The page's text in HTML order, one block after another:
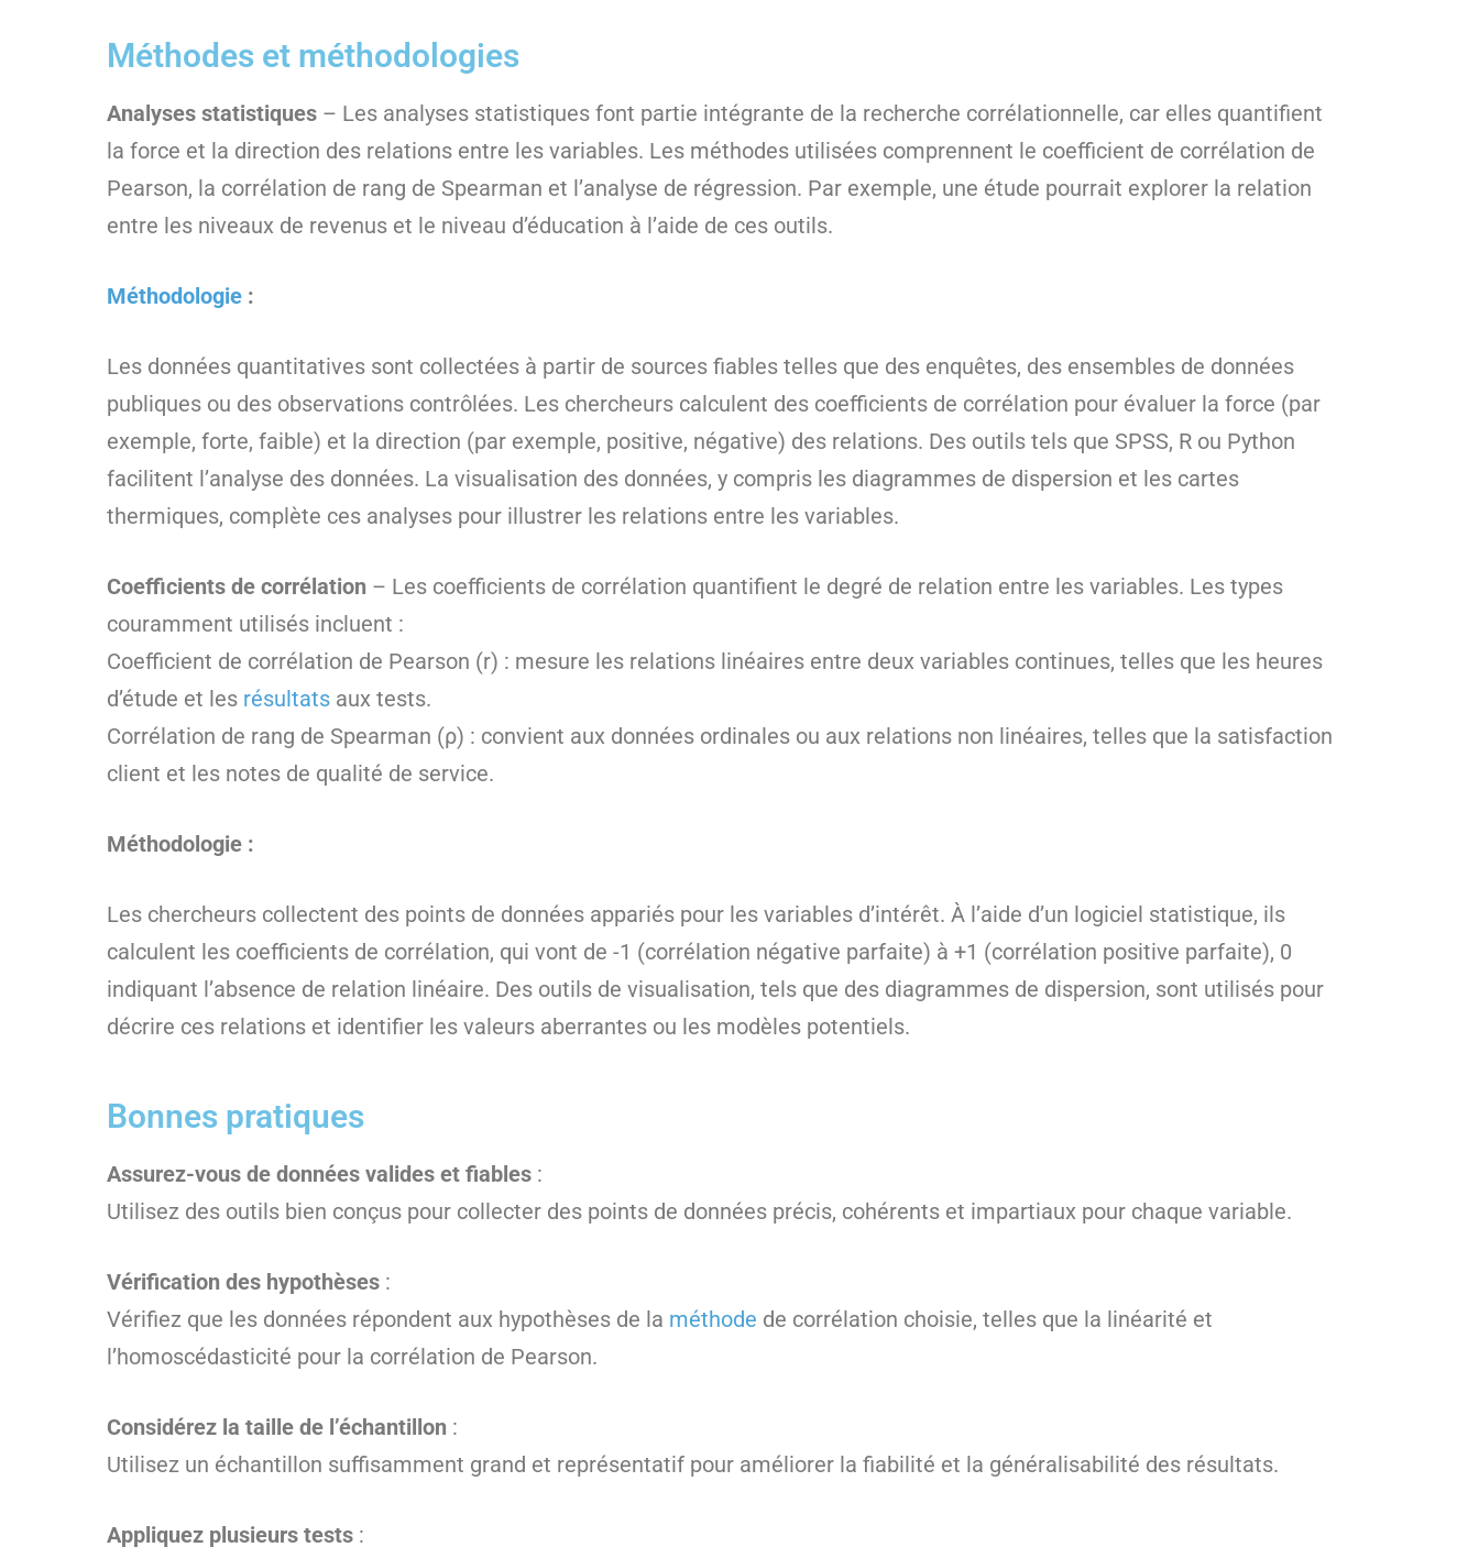
Méthodes et méthodologies
Analyses statistiques – Les analyses statistiques font partie intégrante de la recherche corrélationnelle, car elles quantifient
la force et la direction des relations entre les variables. Les méthodes utilisées comprennent le coefficient de corrélation de
Pearson, la corrélation de rang de Spearman et l’analyse de régression. Par exemple, une étude pourrait explorer la relation
entre les niveaux de revenus et le niveau d’éducation à l’aide de ces outils.
Méthodologie :
Les données quantitatives sont collectées à partir de sources fiables telles que des enquêtes, des ensembles de données
publiques ou des observations contrôlées. Les chercheurs calculent des coefficients de corrélation pour évaluer la force (par
exemple, forte, faible) et la direction (par exemple, positive, négative) des relations. Des outils tels que SPSS, R ou Python
facilitent l’analyse des données. La visualisation des données, y compris les diagrammes de dispersion et les cartes
thermiques, complète ces analyses pour illustrer les relations entre les variables.
Coefficients de corrélation – Les coefficients de corrélation quantifient le degré de relation entre les variables. Les types
couramment utilisés incluent :
Coefficient de corrélation de Pearson (r) : mesure les relations linéaires entre deux variables continues, telles que les heures
d’étude et les résultats aux tests.
Corrélation de rang de Spearman (ρ) : convient aux données ordinales ou aux relations non linéaires, telles que la satisfaction
client et les notes de qualité de service.
Méthodologie :
Les chercheurs collectent des points de données appariés pour les variables d’intérêt. À l’aide d’un logiciel statistique, ils
calculent les coefficients de corrélation, qui vont de -1 (corrélation négative parfaite) à +1 (corrélation positive parfaite), 0
indiquant l’absence de relation linéaire. Des outils de visualisation, tels que des diagrammes de dispersion, sont utilisés pour
décrire ces relations et identifier les valeurs aberrantes ou les modèles potentiels.
Bonnes pratiques
Assurez-vous de données valides et fiables :
Utilisez des outils bien conçus pour collecter des points de données précis, cohérents et impartiaux pour chaque variable.
Vérification des hypothèses :
Vérifiez que les données répondent aux hypothèses de la méthode de corrélation choisie, telles que la linéarité et
l’homoscédasticité pour la corrélation de Pearson.
Considérez la taille de l’échantillon :
Utilisez un échantillon suffisamment grand et représentatif pour améliorer la fiabilité et la généralisabilité des résultats.
Appliquez plusieurs tests :